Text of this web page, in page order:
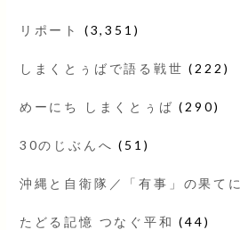
リポート (3,351)
しまくとぅばで語る戦世 (222)
めーにち しまくとぅば (290)
30のじぶんへ (51)
沖縄と自衛隊／「有事」の果てに
たどる記憶 つなぐ平和 (44)